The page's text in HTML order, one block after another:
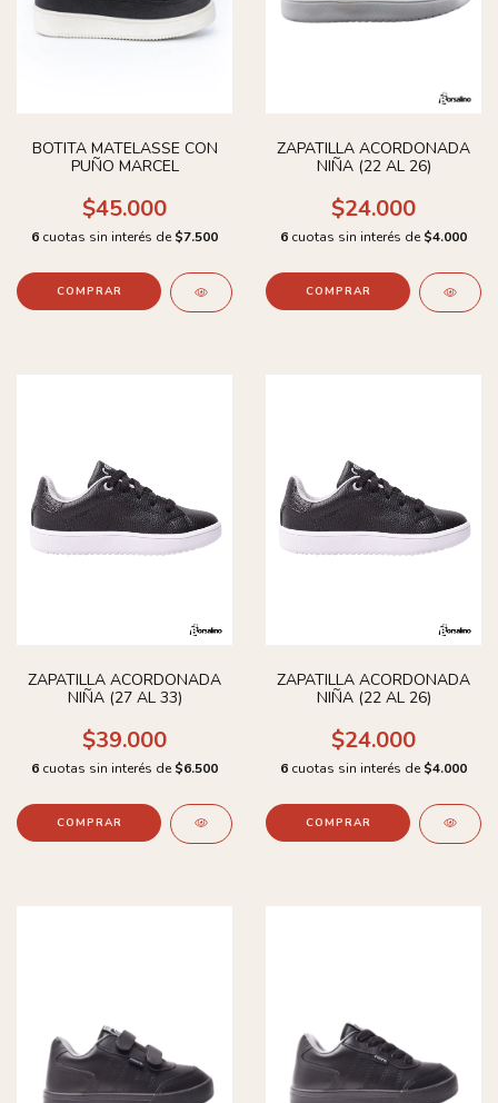
BOTITA MATELASSE CON
PUÑO MARCEL
$45.000
6 cuotas sin interés de $7.500
COMPRAR
ZAPATILLA ACORDONADA
NIÑA (22 AL 26)
$24.000
6 cuotas sin interés de $4.000
COMPRAR
ZAPATILLA ACORDONADA
NIÑA (27 AL 33)
$39.000
6 cuotas sin interés de $6.500
COMPRAR
ZAPATILLA ACORDONADA
NIÑA (22 AL 26)
$24.000
6 cuotas sin interés de $4.000
COMPRAR